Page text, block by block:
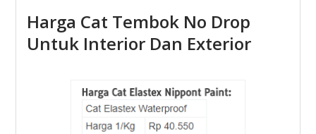
Harga Cat Tembok No Drop
Untuk Interior Dan Exterior